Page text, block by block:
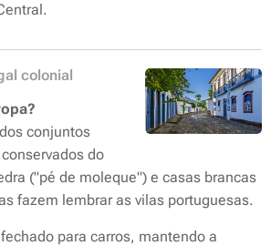
colonial
conjuntos
do
("pé de moleque") e casas brancas
fazem lembrar as vilas portuguesas.
para carros, mantendo a